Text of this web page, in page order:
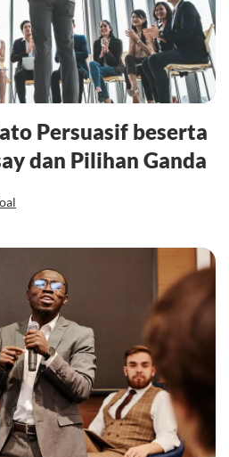
Persuasif beserta
dan Pilihan Ganda